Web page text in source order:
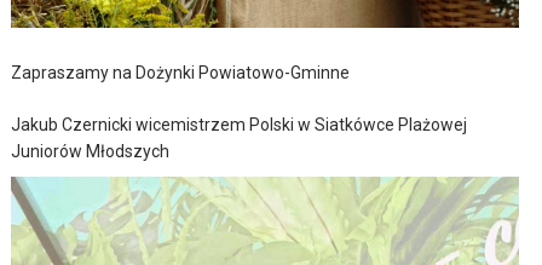
Zapraszamy na Dożynki Powiatowo-Gminne
Jakub Czernicki wicemistrzem Polski w Siatkówce Plażowej
Juniorów Młodszych